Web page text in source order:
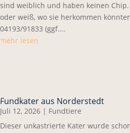
sind weiblich und haben keinen
oder weiß, wo sie herkommen
04193/91833 (ggf....
mehr lesen
Fundkater aus Norderstedt
Juli 12, 2026 | Fundtiere
Dieser unkastrierte Kater wurde